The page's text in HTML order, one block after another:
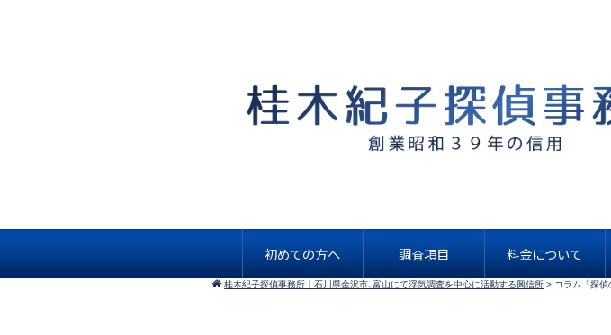
初めての方へ 調査項目 料金について
桂木紀子探偵事務所｜石川県金沢市､富山にて浮気調査を中心に活動する興信所 > コラム「探偵